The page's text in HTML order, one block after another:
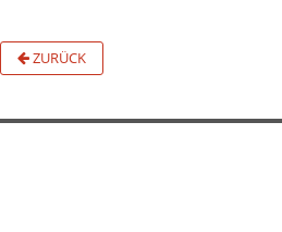
ZURÜCK